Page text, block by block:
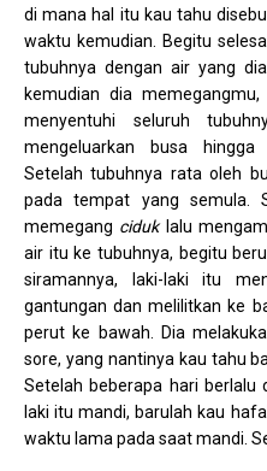
di mana hal itu kau tahu
waktu kemudian. Begitu
tubuhnya dengan air yang
kemudian dia
menyentuhi seluruh
mengeluarkan busa
Setelah tubuhnya rata oleh
pada tempat yang semula.
memegang ciduklalu
air itu ke tubuhnya, begitu
siramannya, laki-laki itu
gantungan dan melilitkan ke
perut ke bawah. Dia
sore, yang nantinya kau tahu
Setelah beberapa hari berlalu
laki itu mandi, barulah kau
waktu lama pada saat mandi.